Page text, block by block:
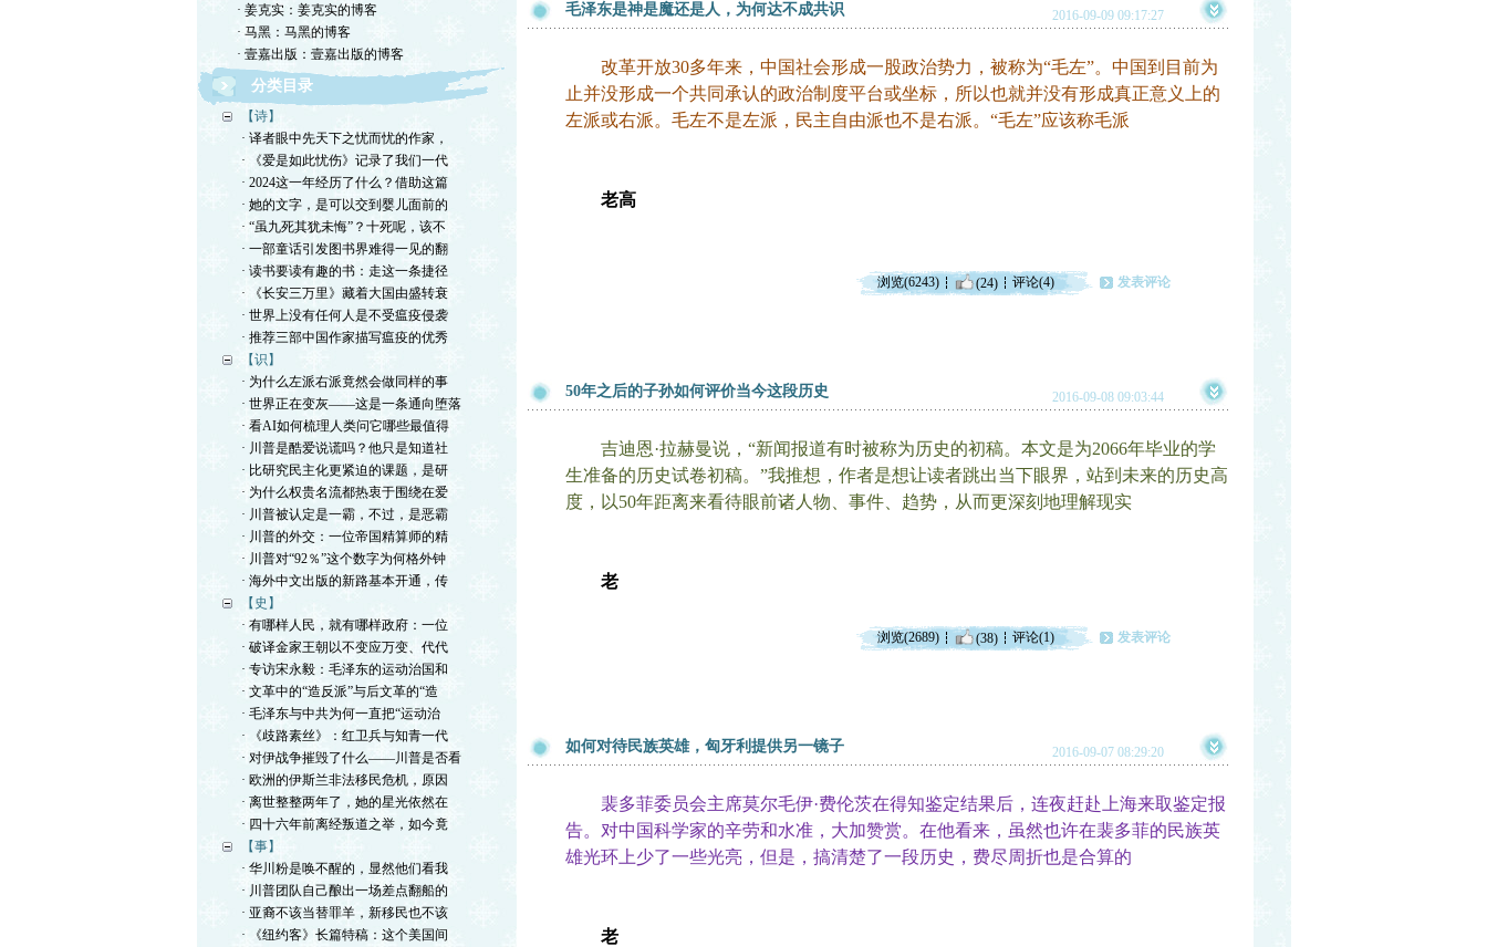
· 姜克实：姜克实的博客
· 马黑：马黑的博客
· 壹嘉出版：壹嘉出版的博客
分类目录
【诗】
· 译者眼中先天下之忧而忧的作家，
· 《爱是如此忧伤》记录了我们一代
· 2024这一年经历了什么？借助这篇
· 她的文字，是可以交到婴儿面前的
· “虽九死其犹未悔”？十死呢，该不
· 一部童话引发图书界难得一见的翻
· 读书要读有趣的书：走这一条捷径
· 《长安三万里》藏着大国由盛转衰
· 世界上没有任何人是不受瘟疫侵袭
· 推荐三部中国作家描写瘟疫的优秀
【识】
· 为什么左派右派竟然会做同样的事
· 世界正在变灰——这是一条通向堕落
· 看AI如何梳理人类问它哪些最值得
· 川普是酷爱说谎吗？他只是知道社
· 比研究民主化更紧迫的课题，是研
· 为什么权贵名流都热衷于围绕在爱
· 川普被认定是一霸，不过，是恶霸
· 川普的外交：一位帝国精算师的精
· 川普对“92％”这个数字为何格外钟
· 海外中文出版的新路基本开通，传
【史】
· 有哪样人民，就有哪样政府：一位
· 破译金家王朝以不变应万变、代代
· 专访宋永毅：毛泽东的运动治国和
· 文革中的“造反派”与后文革的“造
· 毛泽东与中共为何一直把“运动治
· 《歧路素丝》：红卫兵与知青一代
· 对伊战争摧毁了什么——川普是否看
· 欧洲的伊斯兰非法移民危机，原因
· 离世整整两年了，她的星光依然在
· 四十六年前离经叛道之举，如今竟
【事】
· 华川粉是唤不醒的，显然他们看我
· 川普团队自己酿出一场差点翻船的
· 亚裔不该当替罪羊，新移民也不该
· 《纽约客》长篇特稿：这个美国间
毛泽东是神是魔还是人，为何达不成共识 2016-09-09 09:17:27
改革开放30多年来，中国社会形成一股政治势力，被称为“毛左”。中国到目前为
止并没形成一个共同承认的政治制度平台或坐标，所以也就并没有形成真正意义上的
左派或右派。毛左不是左派，民主自由派也不是右派。“毛左”应该称毛派
老高
浏览(6243) (24) 评论(4) 发表评论
50年之后的子孙如何评价当今这段历史 2016-09-08 09:03:44
吉迪恩·拉赫曼说，“新闻报道有时被称为历史的初稿。本文是为2066年毕业的学
生准备的历史试卷初稿。”我推想，作者是想让读者跳出当下眼界，站到未来的历史高
度，以50年距离来看待眼前诸人物、事件、趋势，从而更深刻地理解现实
老
浏览(2689) (38) 评论(1) 发表评论
如何对待民族英雄，匈牙利提供另一镜子 2016-09-07 08:29:20
裴多菲委员会主席莫尔毛伊·费伦茨在得知鉴定结果后，连夜赶赴上海来取鉴定报
告。对中国科学家的辛劳和水准，大加赞赏。在他看来，虽然也许在裴多菲的民族英
雄光环上少了一些光亮，但是，搞清楚了一段历史，费尽周折也是合算的
老